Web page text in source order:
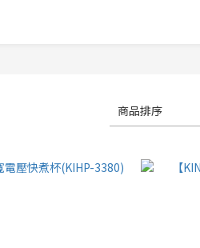
商品排序